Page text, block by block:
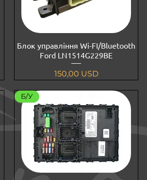
Блок управління Wi-FI/Bluetooth
Ford LN1514G229BE
Ціна
150,00 USD
Б/У